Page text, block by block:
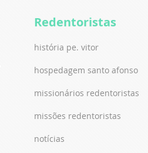
Redentoristas
história pe. vitor
hospedagem santo afonso
missionários redentoristas
missões redentoristas
notícias